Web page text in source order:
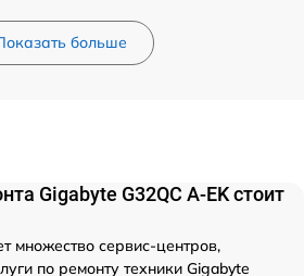
больше
Gigabyte G32QC A-EK стоит
множество сервис-центров,
по ремонту техники Gigabyte